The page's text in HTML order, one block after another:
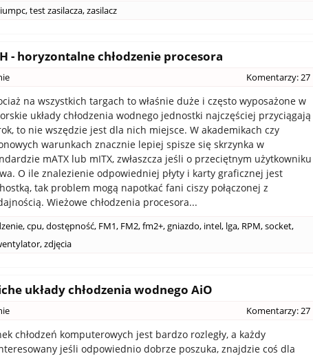
,test zasilacza,zasilacz
- horyzontalne chłodzenie procesora
Komentarzy: 27
na wszystkich targach to właśnie duże i często wyposażone w
układy chłodzenia wodnego jednostki najczęściej przyciągają
to nie wszędzie jest dla nich miejsce. W akademikach czy
warunkach znacznie lepiej spisze się skrzynka w
mATX lub mITX, zwłaszcza jeśli o przeciętnym użytkowniku
O ile znalezienie odpowiedniej płyty i karty graficznej jest
tak problem mogą napotkać fani ciszy połączonej z
Wieżowe chłodzenia procesora...
,cpu,dostępność, FM1, FM2,fm2+,gniazdo, intel, lga, RPM,socket,
,zdjęcia
układy chłodzenia wodnego AiO
Komentarzy: 27
chłodzeń komputerowych jest bardzo rozległy, a każdy
jeśli odpowiednio dobrze poszuka, znajdzie coś dla